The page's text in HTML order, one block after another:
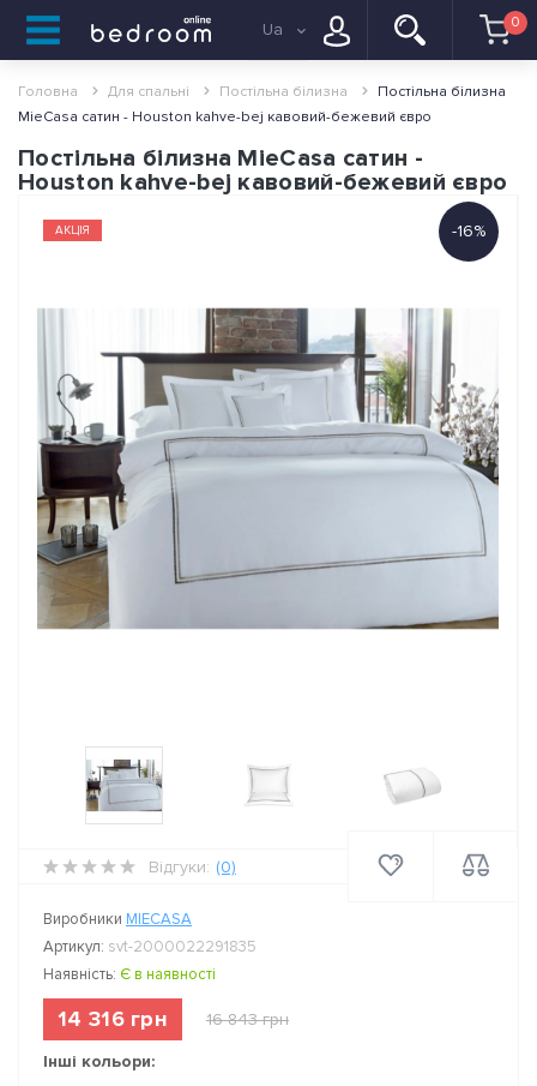
Ua 0
Головна Для спальні Постільна білизна
Постільна білизна
MieCasa сатин - Houston kahve-bej кавовий-бежевий євро
Постільна білизна MieCasa сатин -
Houston kahve-bej кавовий-бежевий євро
-16%
АКЦІЯ
Відгуки: (0)
Виробники MIECASA
Артикул: svt-2000022291835
Наявність: Є в наявності
14 316 грн 16 843 грн
Інші кольори: